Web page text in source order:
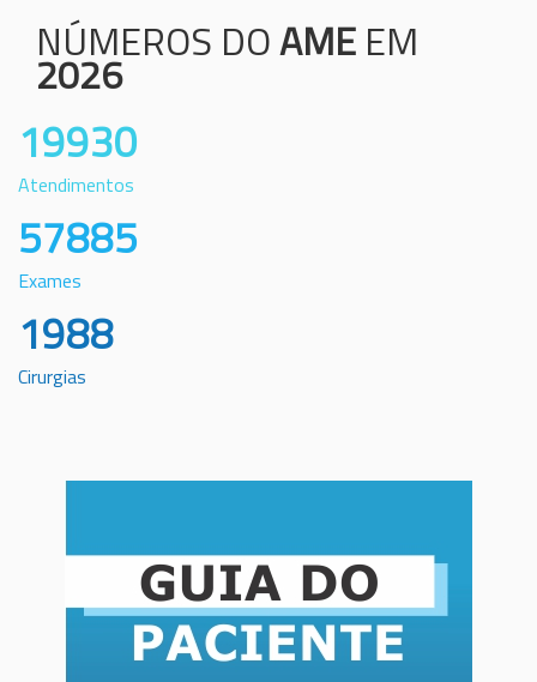
NÚMEROS DOAME EM
2026
19930
Atendimentos
57885
Exames
1988
Cirurgias